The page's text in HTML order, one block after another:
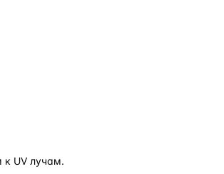
UV лучам.